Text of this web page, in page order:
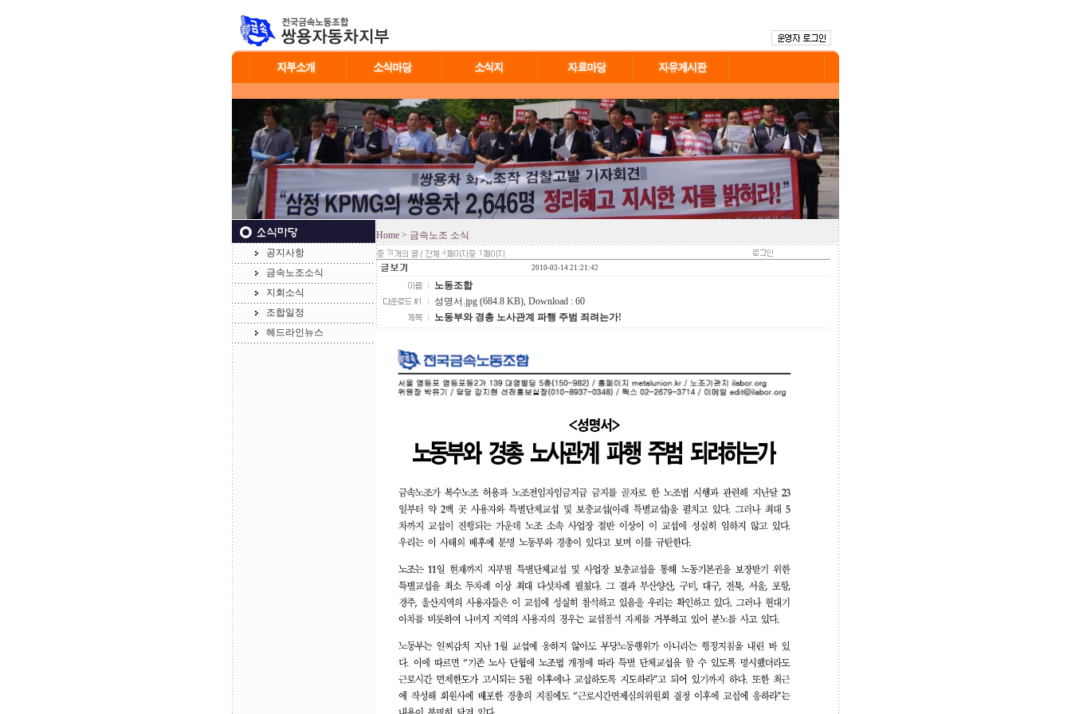
공지사항
금속노조소식
지회소식
조합일정
헤드라인뉴스
Home > 금속노조 소식
78 4
1
2010-03-14 21:21:42
노동조합
성명서.jpg (684.8 KB), Download : 60
노동부와 경총 노사관계 파행 주범 죄려는가!